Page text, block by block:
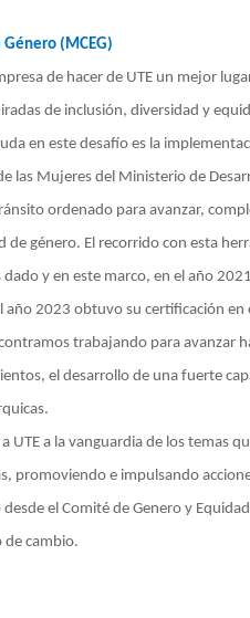
(MCEG)
de hacer de UTE un mejor
de inclusión, diversidad y
en este desafío es la
las Mujeres del Ministerio de
ordenado para avanzar,
de género. El recorrido con esta
y en este marco, en el año
año 2023 obtuvo su certificación en
trabajando para avanzar
el desarrollo de una fuerte
UTE a la vanguardia de los temas
promoviendo e impulsando
el Comité de Genero y
de cambio.